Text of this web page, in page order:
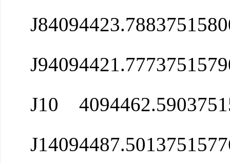
J84094423.788
J94094421.777
J10
4094462.590
J14094487.501